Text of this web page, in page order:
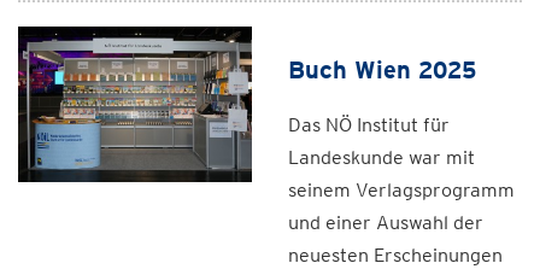
Buch Wien 2025
Das NÖ Institut für
Landeskunde war mit
seinem Verlagsprogramm
und einer Auswahl der
neuesten Erscheinungen